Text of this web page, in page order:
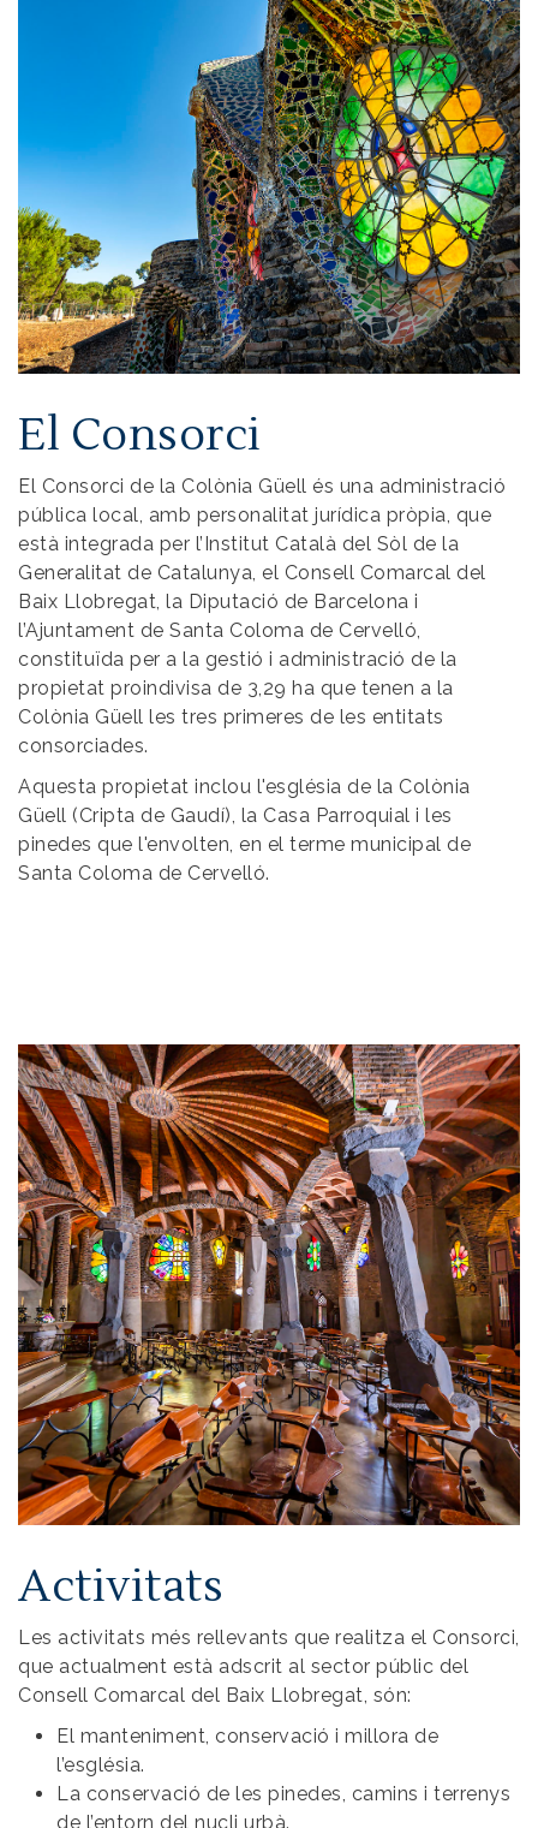
El Consorci
El Consorci de la Colònia Güell és una administració
pública local, amb personalitat jurídica pròpia, que
està integrada per l’Institut Català del Sòl de la
Generalitat de Catalunya, el Consell Comarcal del
Baix Llobregat, la Diputació de Barcelona i
l’Ajuntament de Santa Coloma de Cervelló,
constituïda per a la gestió i administració de la
propietat proindivisa de 3,29 ha que tenen a la
Colònia Güell les tres primeres de les entitats
consorciades.
Aquesta propietat inclou l'església de la Colònia
Güell (Cripta de Gaudí), la Casa Parroquial i les
pinedes que l'envolten, en el terme municipal de
Santa Coloma de Cervelló.
Image
Activitats
Les activitats més rellevants que realitza el Consorci,
que actualment està adscrit al sector públic del
Consell Comarcal del Baix Llobregat, són:
El manteniment, conservació i millora de
l’església.
La conservació de les pinedes, camins i terrenys
de l’entorn del nucli urbà.